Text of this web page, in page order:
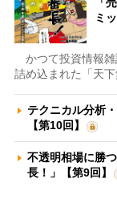
ミ
かつて投資情報雑
詰め込まれた「天
テクニカル分析
【第10回】
不透明相場に勝
長！」【第9回】